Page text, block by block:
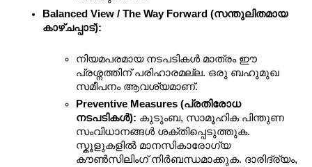
Balanced View / The Way Forward (സന്തുലിതമായ
കാഴ്ചപ്പാട്):
നിയമപരമായ നടപടികൾ മാത്രം ഈ
പ്രശ്നത്തിന് പരിഹാരമല്ല. ഒരു ബഹുമുഖ
സമീപനം ആവശ്യമാണ്.
Preventive Measures (പ്രതിരോധ
നടപടികൾ): കുടുംബ, സാമൂഹിക പിന്തുണ
സംവിധാനങ്ങൾ ശക്തിപ്പെടുത്തുക.
സ്കൂളുകളിൽ മാനസികാരോഗ്യ
കൗൺസിലിംഗ് നിർബന്ധമാക്കുക. ദാരിദ്ര്യം,